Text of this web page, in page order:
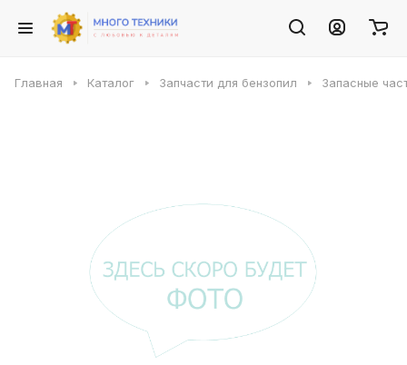
Главная Каталог Запчасти для бензопил Запасные